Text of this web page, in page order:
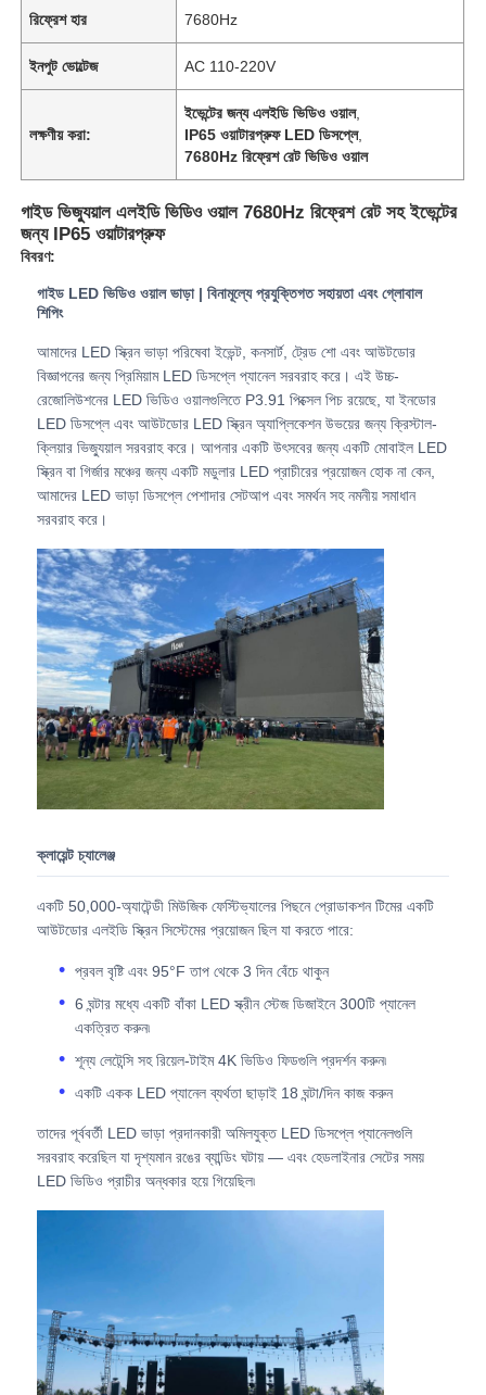
পণ্য
ভিডিও
ভিআর শো
আমাদের সম্পর্কে
কারখানা পরিদর্শন
মান নিয়ন্ত্রণ
আমাদের সাথে যোগাযোগ করুন
মামলা
একটি উদ্ধৃতি অনুরোধ করুন
LED ভিডিও ওয়াল ডিসপ্লে
এলইডি ডিসপ্লে স্ক্রিন
কনসার্টের নেতৃত্বাধীন স্ক্রিন
সিওবি এলইডি ভিডিও প্রাচীর
স্বচ্ছ এলইডি প্রদর্শন
রিফ্রেশ হার 7680Hz
ইনপুট ভোল্টেজ AC 110-220V
লক্ষণীয় করা:
ইভেন্টের জন্য এলইডি ভিডিও ওয়াল,
IP65 ওয়াটারপ্রুফ LED ডিসপ্লে,
7680Hz রিফ্রেশ রেট ভিডিও ওয়াল
গাইড ভিজ্যুয়াল এলইডি ভিডিও ওয়াল 7680Hz রিফ্রেশ রেট সহ ইভেন্টের
জন্য IP65 ওয়াটারপ্রুফ
বিবরণ:
গাইড LED ভিডিও ওয়াল ভাড়া | বিনামূল্যে প্রযুক্তিগত সহায়তা এবং গ্লোবাল
শিপিং
আমাদের LED স্ক্রিন ভাড়া পরিষেবা ইভেন্ট, কনসার্ট, ট্রেড শো এবং আউটডোর
বিজ্ঞাপনের জন্য প্রিমিয়াম LED ডিসপ্লে প্যানেল সরবরাহ করে। এই উচ্চ-
রেজোলিউশনের LED ভিডিও ওয়ালগুলিতে P3.91 পিক্সেল পিচ রয়েছে, যা ইনডোর
LED ডিসপ্লে এবং আউটডোর LED স্ক্রিন অ্যাপ্লিকেশন উভয়ের জন্য ক্রিস্টাল-
ক্লিয়ার ভিজ্যুয়াল সরবরাহ করে। আপনার একটি উৎসবের জন্য একটি মোবাইল LED
স্ক্রিন বা গির্জার মঞ্চের জন্য একটি মডুলার LED প্রাচীরের প্রয়োজন হোক না কেন,
আমাদের LED ভাড়া ডিসপ্লে পেশাদার সেটআপ এবং সমর্থন সহ নমনীয় সমাধান
সরবরাহ করে।
ক্লায়েন্ট চ্যালেঞ্জ
একটি 50,000-অ্যাটেন্ডী মিউজিক ফেস্টিভ্যালের পিছনে প্রোডাকশন টিমের একটি
আউটডোর এলইডি স্ক্রিন সিস্টেমের প্রয়োজন ছিল যা করতে পারে:
প্রবল বৃষ্টি এবং 95°F তাপ থেকে 3 দিন বেঁচে থাকুন
6 ঘন্টার মধ্যে একটি বাঁকা LED স্ক্রীন স্টেজ ডিজাইনে 300টি প্যানেল
একত্রিত করুন৷
শূন্য লেটেন্সি সহ রিয়েল-টাইম 4K ভিডিও ফিডগুলি প্রদর্শন করুন৷
একটি একক LED প্যানেল ব্যর্থতা ছাড়াই 18 ঘন্টা/দিন কাজ করুন
তাদের পূর্ববর্তী LED ভাড়া প্রদানকারী অমিলযুক্ত LED ডিসপ্লে প্যানেলগুলি
সরবরাহ করেছিল যা দৃশ্যমান রঙের ব্যান্ডিং ঘটায় — এবং হেডলাইনার সেটের সময়
LED ভিডিও প্রাচীর অন্ধকার হয়ে গিয়েছিল৷